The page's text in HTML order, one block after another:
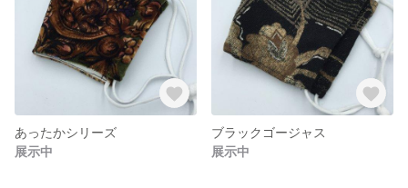
あったかシリーズ
展示中
ブラックゴージャス
展示中